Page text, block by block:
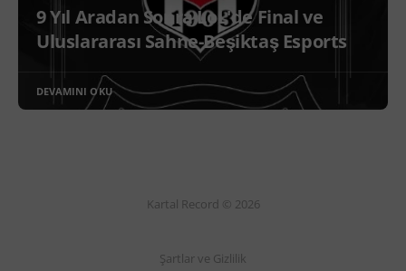
9 Yıl Aradan Sonra LoL'de Final ve
Uluslararası Sahne-Beşiktaş Esports
DEVAMINI OKU
Kartal Record © 2026
Şartlar ve Gizlilik